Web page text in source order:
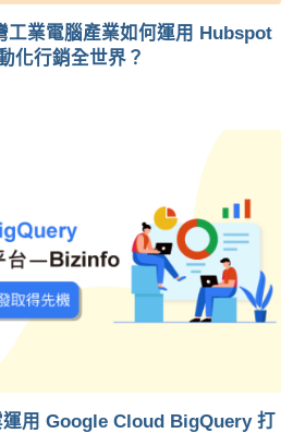
工業電腦產業如何運用 Hubspot
化行銷全世界？
用 Google Cloud BigQuery 打